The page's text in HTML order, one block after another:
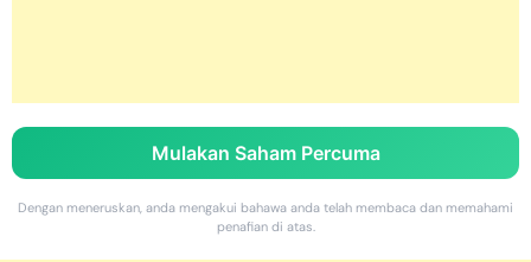
Mulakan Saham Percuma
Dengan meneruskan, anda mengakui bahawa anda telah membaca dan memahami
penafian di atas.